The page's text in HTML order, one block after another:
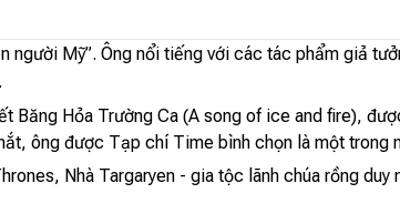
người Mỹ”. Ông nổi tiếng với các tác phẩm giả
Băng Hỏa Trường Ca (A song of ice and fire),
ông được Tạp chí Time bình chọn là một trong
Nhà Targaryen - gia tộc lãnh chúa rồng